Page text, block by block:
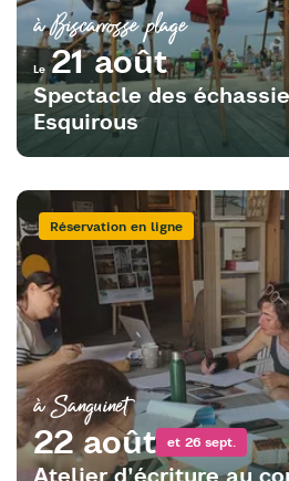
à Biscarrosse plage
Le21 août
Spectacle des
Esquirous
Réservation en ligne
à Sanguinet
22 août et 26 sept.
Atelier d'écriture au